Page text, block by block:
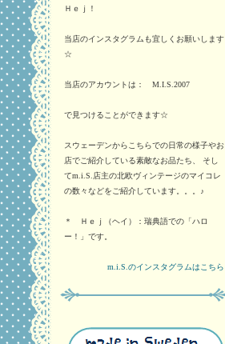
Ｈｅｊ！
当店のインスタグラムも宜しくお願いします
☆
当店のアカウントは： M.I.S.2007
で見つけることができます☆
スウェーデンからこちらでの日常の様子やお
店でご紹介している素敵なお品たち、 そし
てm.i.S.店主の北欧ヴィンテージのマイコレ
の数々などをご紹介しています。。。♪
＊ Ｈｅｊ（ヘイ）：瑞典語での「ハロ
ー！」です。
m.i.S.のインスタグラムはこちら